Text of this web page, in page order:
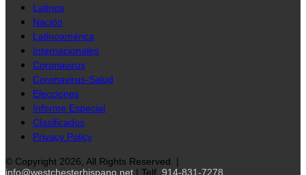
Latinos
Nación
Latinoamérica
Internacionales
Coronavirus
Coronavirus-Salud
Elecciones
Informe Especial
Clasificados
Privacy Policy
© Copyright 2026, All Rights Reserved. |
info@westchesterhispano.net | Telf. 914-831-7278